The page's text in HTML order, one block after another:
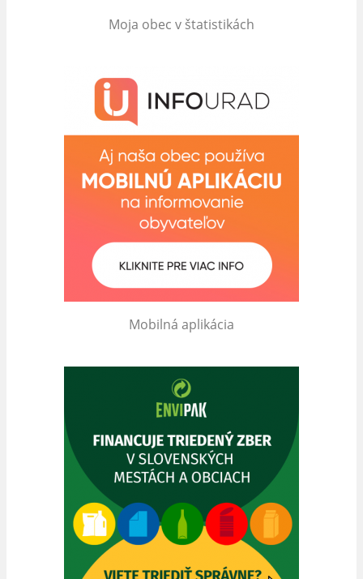
Moja obec v štatistikách
Mobilná aplikácia